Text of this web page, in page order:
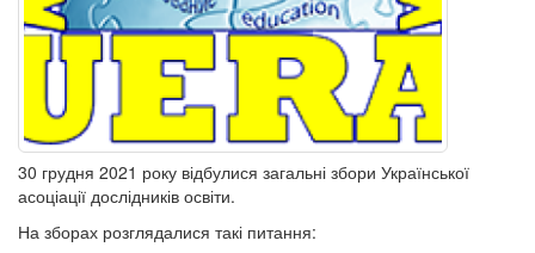
30 грудня 2021 року відбулися загальні збори Української
асоціації дослідників освіти.
На зборах розглядалися такі питання: